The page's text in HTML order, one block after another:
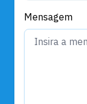
Mensagem